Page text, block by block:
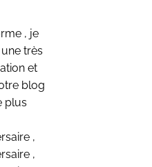
, je
très
et
blog
plus
,
,